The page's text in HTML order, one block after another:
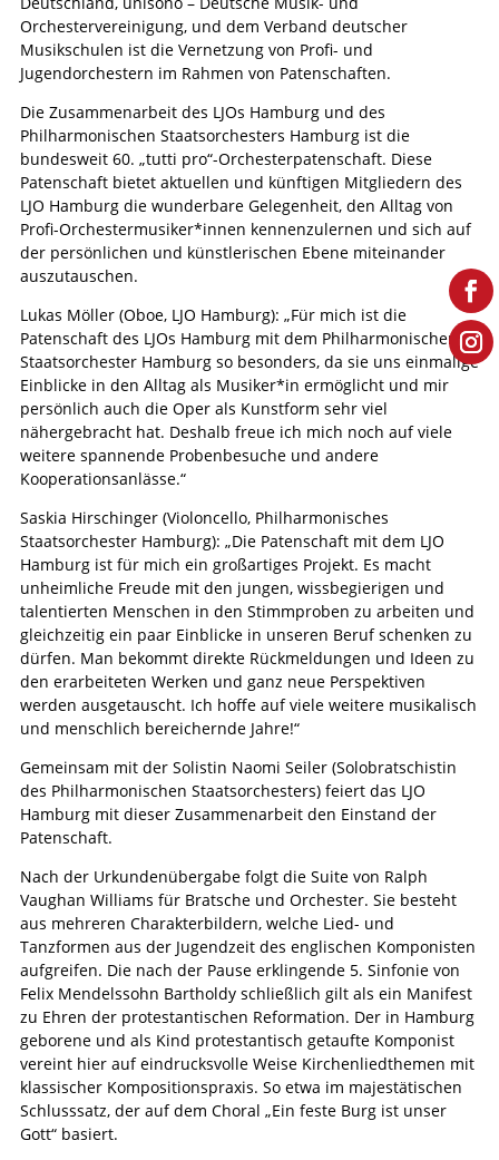
Orchestervereinigung, und dem Verband deutscher
Musikschulen ist die Vernetzung von Profi- und
Jugendorchestern im Rahmen von Patenschaften.
Die Zusammenarbeit des LJOs Hamburg und des
Philharmonischen Staatsorchesters Hamburg ist die
bundesweit 60. „tutti pro“-Orchesterpatenschaft. Diese
Patenschaft bietet aktuellen und künftigen Mitgliedern des
LJO Hamburg die wunderbare Gelegenheit, den Alltag von
Profi-Orchestermusiker*innen kennenzulernen und sich auf
der persönlichen und künstlerischen Ebene miteinander
auszutauschen.
Lukas Möller (Oboe, LJO Hamburg): „Für mich ist die
Patenschaft des LJOs Hamburg mit dem Philharmonischen
Staatsorchester Hamburg so besonders, da sie uns einmalige
Einblicke in den Alltag als Musiker*in ermöglicht und mir
persönlich auch die Oper als Kunstform sehr viel
nähergebracht hat. Deshalb freue ich mich noch auf viele
weitere spannende Probenbesuche und andere
Kooperationsanlässe.“
Saskia Hirschinger (Violoncello, Philharmonisches
Staatsorchester Hamburg): „Die Patenschaft mit dem LJO
Hamburg ist für mich ein großartiges Projekt. Es macht
unheimliche Freude mit den jungen, wissbegierigen und
talentierten Menschen in den Stimmproben zu arbeiten und
gleichzeitig ein paar Einblicke in unseren Beruf schenken zu
dürfen. Man bekommt direkte Rückmeldungen und Ideen zu
den erarbeiteten Werken und ganz neue Perspektiven
werden ausgetauscht. Ich hoffe auf viele weitere musikalisch
und menschlich bereichernde Jahre!“
Gemeinsam mit der Solistin Naomi Seiler (Solobratschistin
des Philharmonischen Staatsorchesters) feiert das LJO
Hamburg mit dieser Zusammenarbeit den Einstand der
Patenschaft.
Nach der Urkundenübergabe folgt die Suite von Ralph
Vaughan Williams für Bratsche und Orchester. Sie besteht
aus mehreren Charakterbildern, welche Lied- und
Tanzformen aus der Jugendzeit des englischen Komponisten
aufgreifen. Die nach der Pause erklingende 5. Sinfonie von
Felix Mendelssohn Bartholdy schließlich gilt als ein Manifest
zu Ehren der protestantischen Reformation. Der in Hamburg
geborene und als Kind protestantisch getaufte Komponist
vereint hier auf eindrucksvolle Weise Kirchenliedthemen mit
klassischer Kompositionspraxis. So etwa im majestätischen
Schlusssatz, der auf dem Choral „Ein feste Burg ist unser
Gott“ basiert.